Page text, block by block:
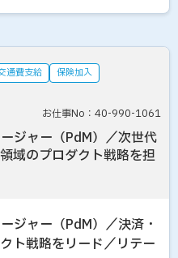
通費支給
保険加入
お仕事No：40-990-1061
ジャー（PdM）／次世代
域のプロダクト戦略を担
ジャー（PdM）／決済・
ト戦略をリード／リテー